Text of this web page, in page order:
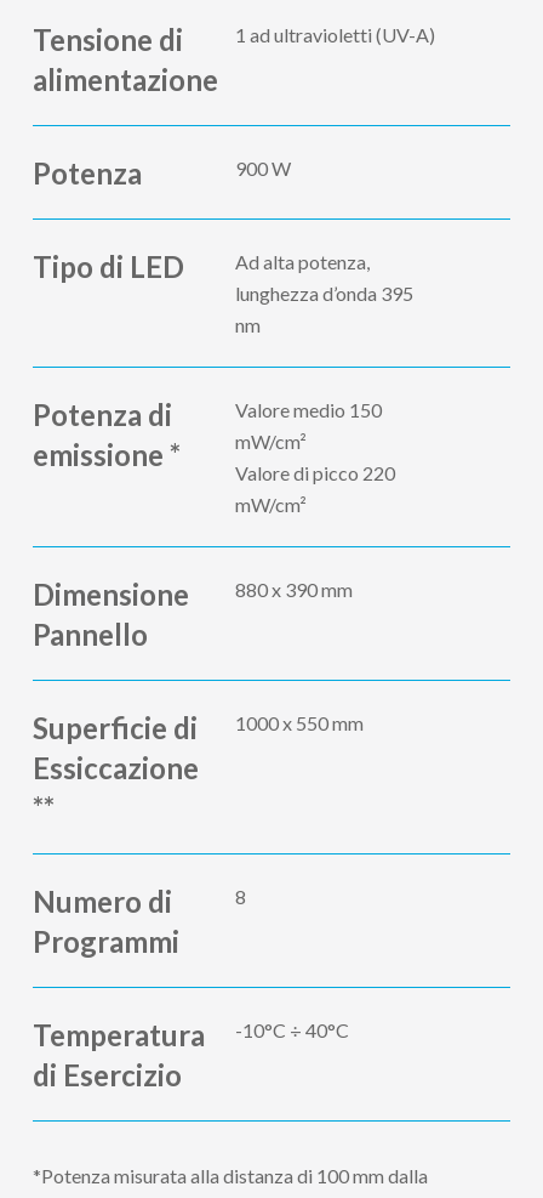
Tensione di
alimentazione
1 ad ultravioletti (UV-A)
Potenza 900 W
Tipo di LED
Ad alta potenza,
lunghezza d’onda 395
nm
Potenza di
emissione *
Valore medio 150
mW/cm²
Valore di picco 220
mW/cm²
Dimensione
Pannello
880 x 390 mm
Superficie di
Essiccazione
**
1000 x 550 mm
Numero di
Programmi
8
Temperatura
di Esercizio
-10°C ÷ 40°C
*Potenza misurata alla distanza di 100 mm dalla